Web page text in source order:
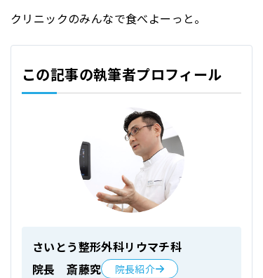
クリニックのみんなで食べよーっと。
この記事の執筆者プロフィール
さいとう整形外科リウマチ科
院長 斎藤究
院長紹介